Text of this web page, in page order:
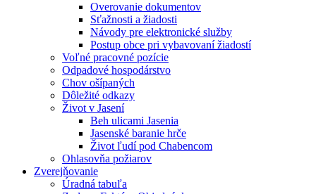
Overovanie dokumentov
Sťažnosti a žiadosti
Návody pre elektronické služby
Postup obce pri vybavovaní žiadostí
Voľné pracovné pozície
Odpadové hospodárstvo
Chov ošípaných
Dôležité odkazy
Život v Jasení
Beh ulicami Jasenia
Jasenské baranie hrče
Život ľudí pod Chabencom
Ohlasovňa požiarov
Zverejňovanie
Úradná tabuľa